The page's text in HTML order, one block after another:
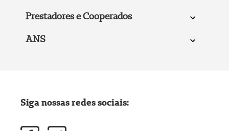
Prestadores e Cooperados
ANS
Siga nossas redes sociais: